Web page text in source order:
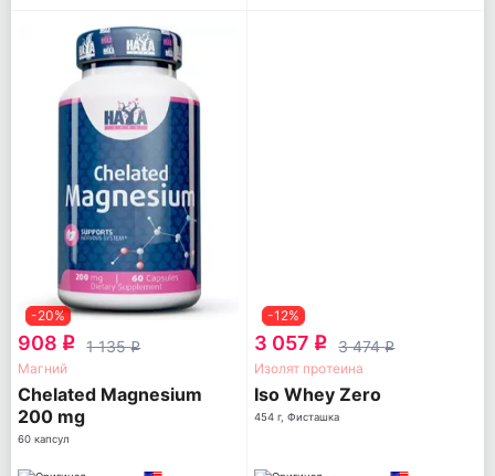
-20%
908 q 1 135q
Магний
Chelated Magnesium
200 mg
60 капсул
-12%
3 057 q 3 474q
Изолят протеина
Iso Whey Zero
454 г, Фисташка